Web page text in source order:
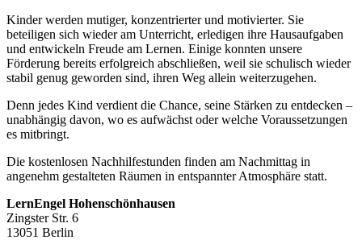
Kinder werden mutiger, konzentrierter und motivierter. Sie
beteiligen sich wieder am Unterricht, erledigen ihre Hausaufgaben
und entwickeln Freude am Lernen. Einige konnten unsere
Förderung bereits erfolgreich abschließen, weil sie schulisch wieder
stabil genug geworden sind, ihren Weg allein weiterzugehen.
Denn jedes Kind verdient die Chance, seine Stärken zu entdecken –
unabhängig davon, wo es aufwächst oder welche Voraussetzungen
es mitbringt.
Die kostenlosen Nachhilfestunden finden am Nachmittag in
angenehm gestalteten Räumen in entspannter Atmosphäre statt.
LernEngel Hohenschönhausen
Zingster Str. 6
13051 Berlin